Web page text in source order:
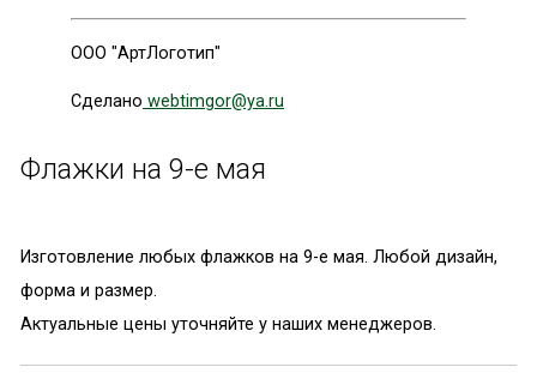
ООО "АртЛоготип"
Сделано webtimgor@ya.ru
Флажки на 9-е мая
Изготовление любых флажков на 9-е мая. Любой дизайн,
форма и размер.
Актуальные цены уточняйте у наших менеджеров.